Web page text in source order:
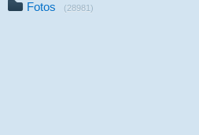
Fotos (28981)